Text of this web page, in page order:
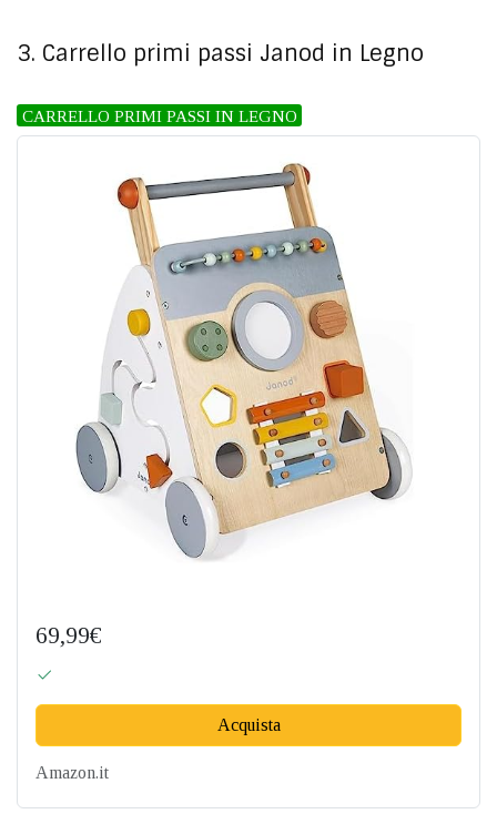
3. Carrello primi passi Janod in Legno
CARRELLO PRIMI PASSI IN LEGNO
69,99€
Acquista
Amazon.it